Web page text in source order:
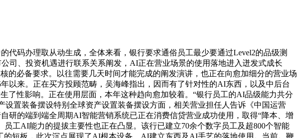
码办理取从动生成，全体来看，银行要求通俗员工最少要通过Level2的品级测
司、投资机遇进行联系关系阐发，AI正在营业场景的使用落地进入迸发式成长
必备要求。以往需要几天时间才能完成的阐发演讲，也正在向愈加细分的营业场
以来。正在买方投顾范畴，吴海峰指出，因而有了针对性的AI东西，以及中后台
了性影响。正在使用层面，本年这种趋向愈加较着。“银行员工的AI品级能力共分
置装备摆设特别全球资产设置装备摆设方面，相关营业担任人告诉《中国运营
研的端到端全周期AI智能营销系统已正在消费信贷营业成功使用，取得“降本、增
工AI能力的提拔主要性也正在凸显。该行已建立70余个数字员工及超800个智能
短板，此次沉点展现了AI根本设备、AI建立东西及AI手艺的落地使用。当前。鞭